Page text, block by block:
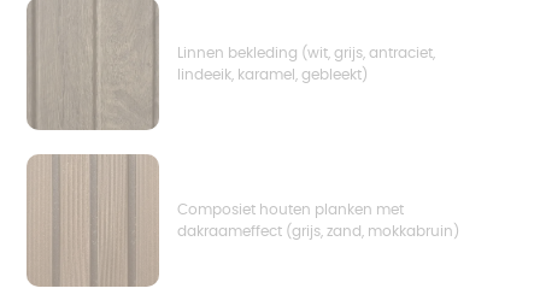
Linnen bekleding (wit, grijs, antraciet,
lindeeik, karamel, gebleekt)
Composiet houten planken met
dakraameffect (grijs, zand, mokkabruin)